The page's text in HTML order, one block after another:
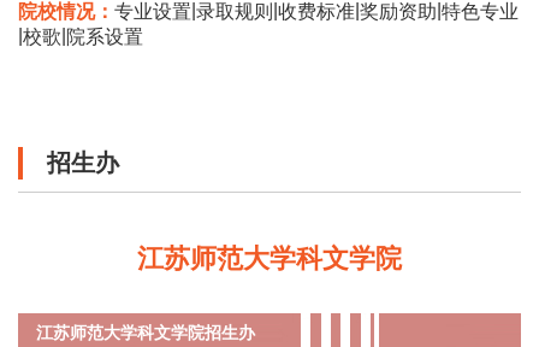
院校情况： 专业设置 录取规则 收费标准 奖励资助 特色专业
校歌 院系设置
招生办
江苏师范大学科文学院
江苏师范大学科文学院招生办